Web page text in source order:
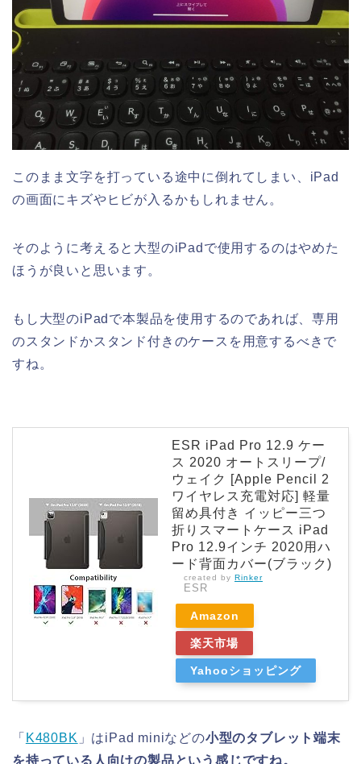
このまま文字を打っている途中に倒れてしまい、iPad
の画面にキズやヒビが入るかもしれません。
そのように考えると大型のiPadで使用するのはやめた
ほうが良いと思います。
もし大型のiPadで本製品を使用するのであれば、専用
のスタンドかスタンド付きのケースを用意するべきで
すね。
ESR iPad Pro 12.9 ケー
ス 2020 オートスリープ/
ウェイク [Apple Pencil 2
ワイヤレス充電対応] 軽量
留め具付き イッピー三つ
折りスマートケース iPad
Pro 12.9インチ 2020用ハ
ード背面カバー(ブラック)
created by Rinker
ESR
Amazon
楽天市場
Yahooショッピング
「 K480BK 」はiPad miniなどの小型のタブレット端末
を持っている人向けの製品という感じですね。